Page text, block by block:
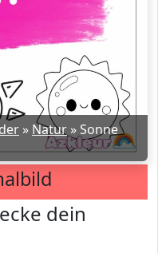
» Natur »Sonne
dein